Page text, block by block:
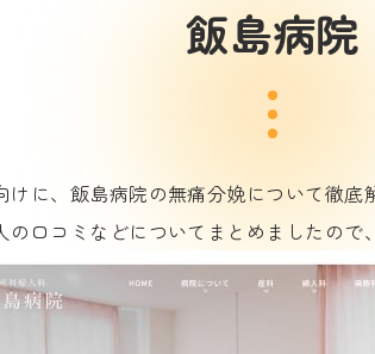
飯島病院
けに、飯島病院の無痛分娩について徹
口コミなどについてまとめましたので